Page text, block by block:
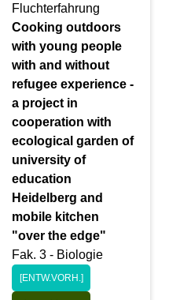
Fluchterfahrung
Cooking outdoors
with young people
with and without
refugee experience -
a project in
cooperation with
ecological garden of
university of
education
Heidelberg and
mobile kitchen
"over the edge"
Fak. 3 - Biologie
[ENTW.VORH.]